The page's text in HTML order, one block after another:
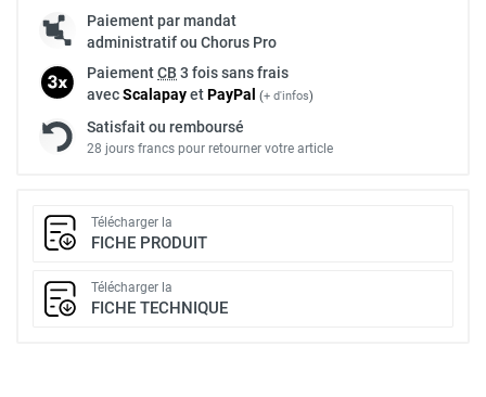
Paiement par mandat
administratif ou Chorus Pro
PaiementCB 3 fois sans frais
avecScalapayetPayPal (+ d'infos)
Satisfait ou remboursé
28 jours francs pour retourner votre article
Télécharger la
FICHE PRODUIT
Télécharger la
FICHE TECHNIQUE